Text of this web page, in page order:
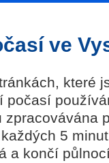
ve
které
počasí
zpracovávána
5
a končí